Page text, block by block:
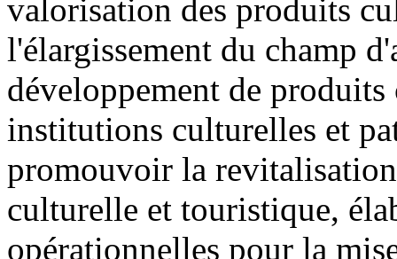
valorisation des produits
l'élargissement du champ
développement de
institutions culturelles et
promouvoir la
culturelle et touristique,
opérationnelles pour la